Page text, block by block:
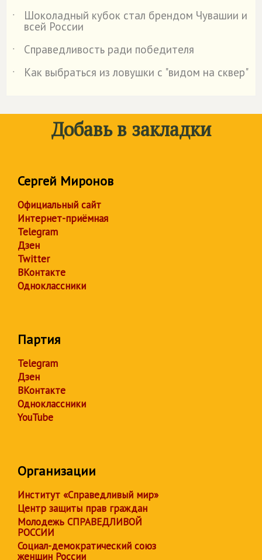
˙
Шоколадный кубок стал брендом Чувашии и
всей России
˙
Справедливость ради победителя
˙
Как выбраться из ловушки с "видом на сквер"
Добавь в закладки
Сергей Миронов
Официальный сайт
Интернет-приёмная
Telegram
Дзен
Twitter
ВКонтакте
Одноклассники
Партия
Telegram
Дзен
ВКонтакте
Одноклассники
YouTube
Организации
Институт «Справедливый мир»
Центр защиты прав граждан
Молодежь СПРАВЕДЛИВОЙ
РОССИИ
Социал-демократический союз
женщин России